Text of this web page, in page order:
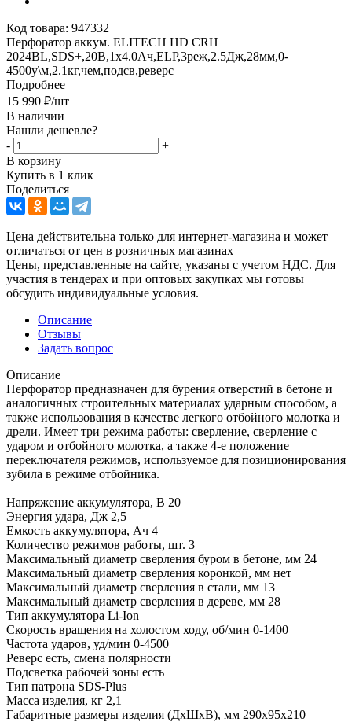
Код товара: 947332
Перфоратор аккум. ELITECH HD CRH
2024BL,SDS+,20В,1х4.0Ач,ELP,3реж,2.5Дж,28мм,0-
4500у\м,2.1кг,чем,подсв,реверс
Подробнее
15 990 ₽/шт
В наличии
Нашли дешевле?
-
+
В корзину
Купить в 1 клик
Поделиться
Цена действительна только для интернет-магазина и может
отличаться от цен в розничных магазинах
Цены, представленные на сайте, указаны с учетом НДС. Для
участия в тендерах и при оптовых закупках мы готовы
обсудить индивидуальные условия.
Описание
Отзывы
Задать вопрос
Описание
Перфоратор предназначен для бурения отверстий в бетоне и
аналогичных строительных материалах ударным способом, а
также использования в качестве легкого отбойного молотка и
дрели. Имеет три режима работы: сверление, сверление с
ударом и отбойного молотка, а также 4-е положение
переключателя режимов, используемое для позиционирования
зубила в режиме отбойника.
Напряжение аккумулятора, В 20
Энергия удара, Дж 2,5
Емкость аккумулятора, Ач 4
Количество режимов работы, шт. 3
Максимальный диаметр сверления буром в бетоне, мм 24
Максимальный диаметр сверления коронкой, мм нет
Максимальный диаметр сверления в стали, мм 13
Максимальный диаметр сверления в дереве, мм 28
Тип аккумулятора Li-Ion
Скорость вращения на холостом ходу, об/мин 0-1400
Частота ударов, уд/мин 0-4500
Реверс есть, смена полярности
Подсветка рабочей зоны есть
Тип патрона SDS-Plus
Масса изделия, кг 2,1
Габаритные размеры изделия (ДхШхВ), мм 290х95х210